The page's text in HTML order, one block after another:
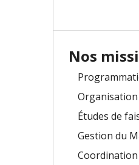
Nos
Organisation
Études de
Gestion du